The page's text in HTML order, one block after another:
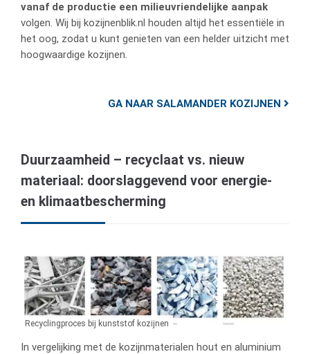
vanaf de productie een milieuvriendelijke aanpak
volgen. Wij bij kozijnenblik.nl houden altijd het essentiële in
het oog, zodat u kunt genieten van een helder uitzicht met
hoogwaardige kozijnen.
GA NAAR SALAMANDER KOZIJNEN
Duurzaamheid – recyclaat vs. nieuw
materiaal: doorslaggevend voor energie-
en klimaatbescherming
Recyclingproces bij kunststof kozijnen
In vergelijking met de kozijnmaterialen hout en aluminium